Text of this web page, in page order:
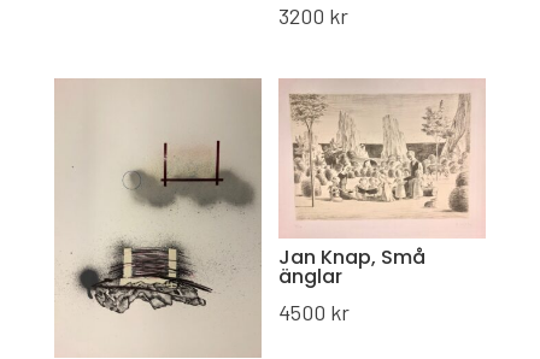
3200 kr
Jan Knap, Små
änglar
4500 kr